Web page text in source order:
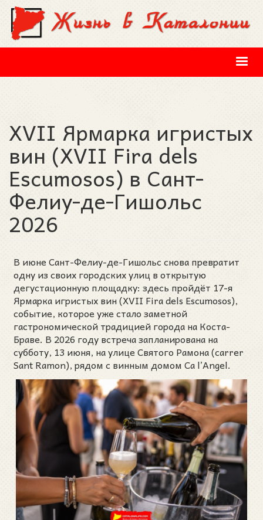
Перейти к основному содержанию
XVII Ярмарка игристых
вин (XVII Fira dels
Escumosos) в Сант-
Фелиу-де-Гишольс
2026
В июне Сант-Фелиу-де-Гишольс снова превратит
одну из своих городских улиц в открытую
дегустационную площадку: здесь пройдёт 17-я
Ярмарка игристых вин (XVII Fira dels Escumosos),
событие, которое уже стало заметной
гастрономической традицией города на Коста-
Браве. В 2026 году встреча запланирована на
субботу, 13 июня, на улице Святого Рамона (carrer
Sant Ramon), рядом с винным домом Ca l’Angel.